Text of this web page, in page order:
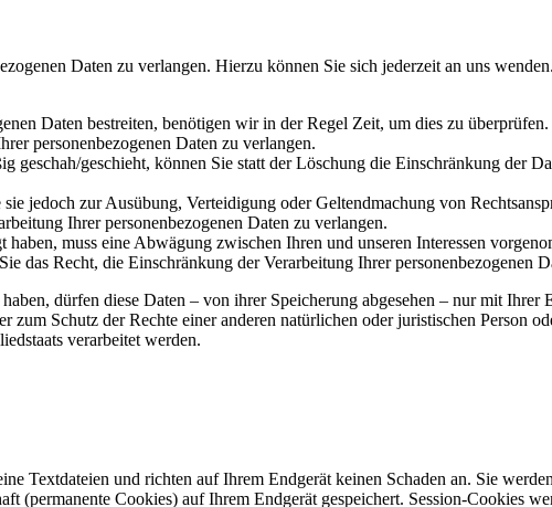
Daten zu verlangen. Hierzu können Sie sich jederzeit an uns
Daten bestreiten, benötigen wir in der Regel Zeit, um dies zu
personenbezogenen Daten zu verlangen.
geschah/geschieht, können Sie statt der Löschung die Einschränkung der
jedoch zur Ausübung, Verteidigung oder Geltendmachung von
Ihrer personenbezogenen Daten zu verlangen.
muss eine Abwägung zwischen Ihren und unseren Interessen
das Recht, die Einschränkung der Verarbeitung Ihrer personenbezogenen
dürfen diese Daten – von ihrer Speicherung abgesehen – nur mit
Schutz der Rechte einer anderen natürlichen oder juristischen Person
verarbeitet werden.
Textdateien und richten auf Ihrem Endgerät keinen Schaden an. Sie
(permanente Cookies) auf Ihrem Endgerät gespeichert. Session-Cookies